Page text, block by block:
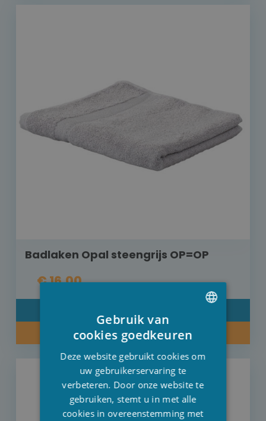
Badlaken Opal steengrijs OP=OP
€ 16,00
KOOP NU
ENGLISH
Gebruik van
cookies goedkeuren
Deze website gebruikt cookies om
uw gebruikerservaring te
verbeteren. Door onze website te
gebruiken, stemt u in met alle
cookies in overeenstemming met